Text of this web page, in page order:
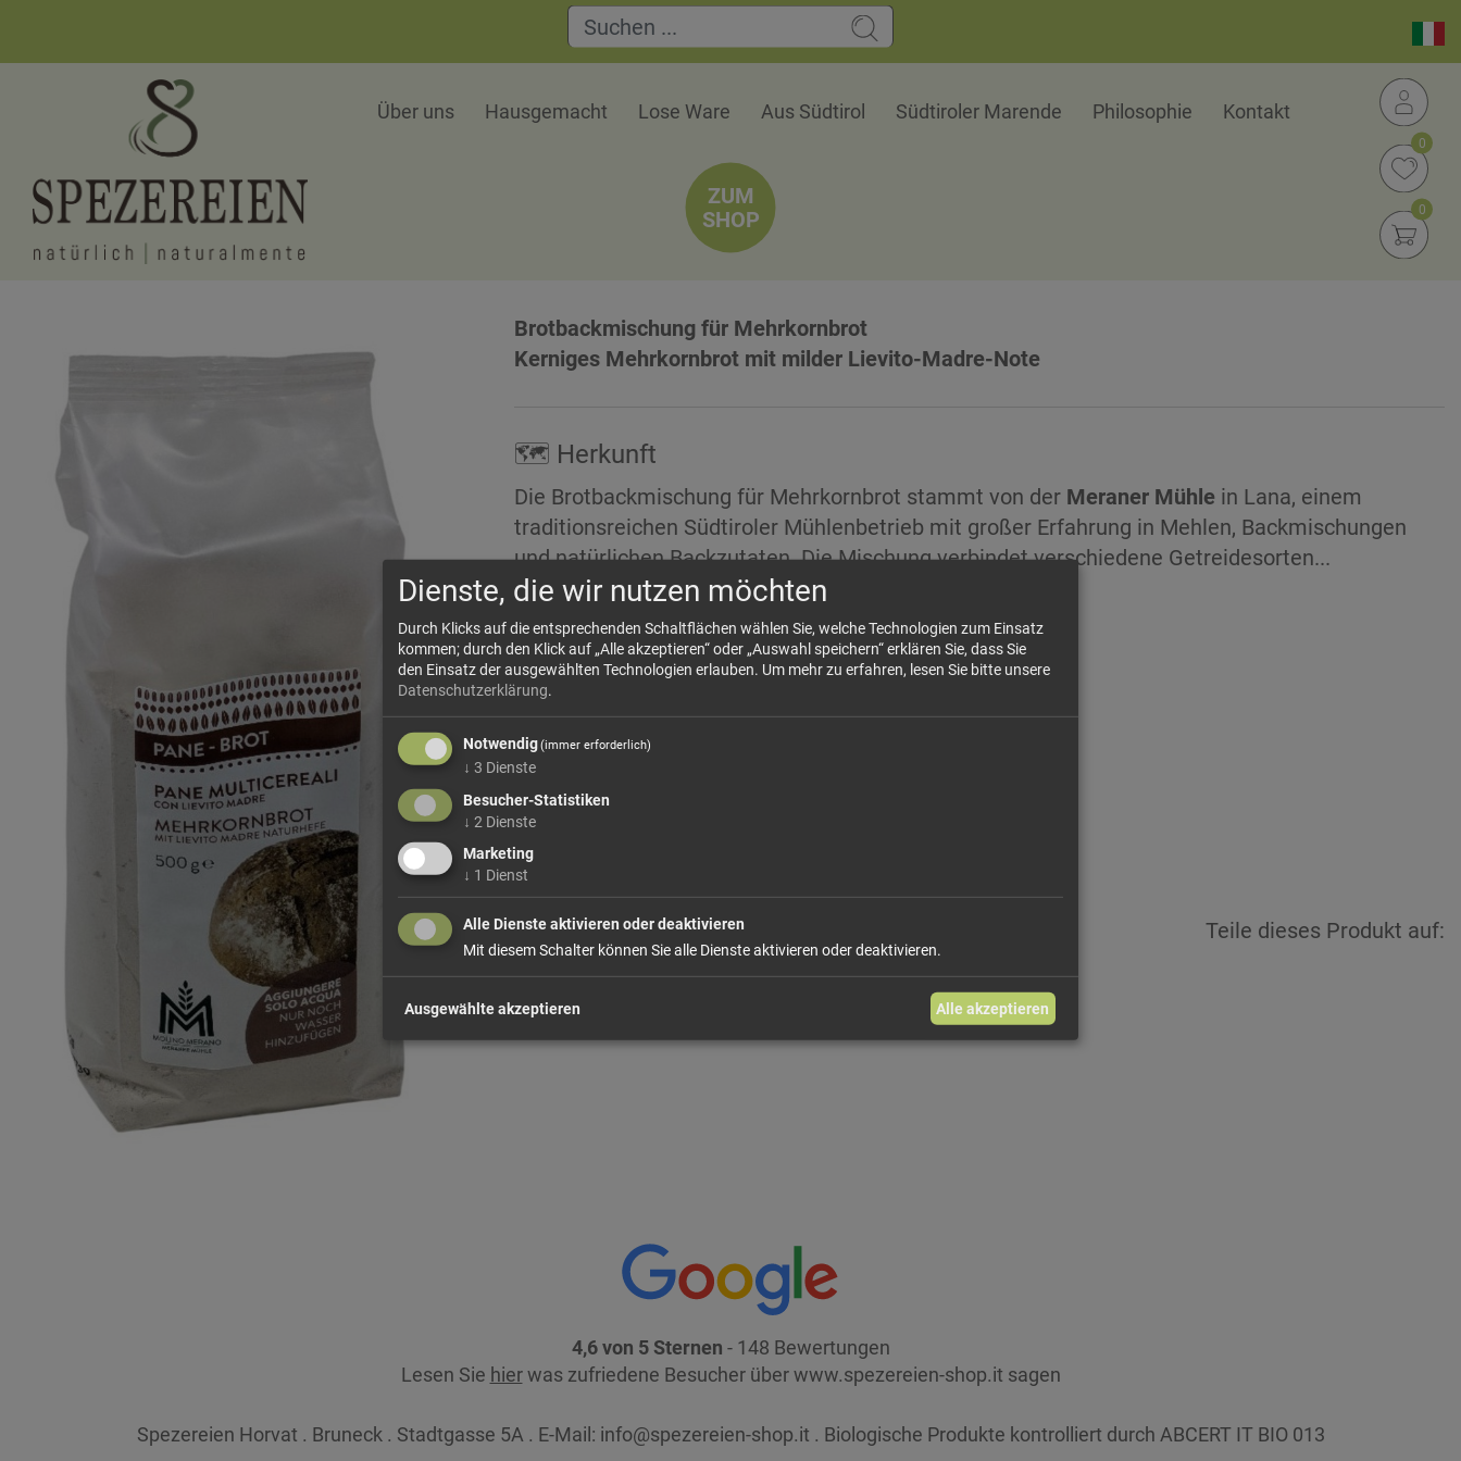
Über uns Hausgemacht Lose Ware Aus Südtirol Südtiroler Marende Philosophie Kontakt
0
0
ZUM
SHOP
Brotbackmischung für Mehrkornbrot
Kerniges Mehrkornbrot mit milder Lievito-Madre-Note
🗺 Herkunft
Die Brotbackmischung für Mehrkornbrot stammt von der Meraner Mühle in Lana, einem
traditionsreichen Südtiroler Mühlenbetrieb mit großer Erfahrung in Mehlen, Backmischungen
und natürlichen Backzutaten. Die Mischung verbindet verschiedene Getreidesorten...
mehr Infos +
Größe: 500 g Preis: 4,95 €
Teile dieses Produkt auf:
4,6 von 5 Sternen - 148 Bewertungen
Lesen Sie hierwas zufriedene Besucher über www.spezereien-shop.it sagen
Spezereien Horvat . Bruneck . Stadtgasse 5A . E-Mail: info@spezereien-shop.it . Biologische Produkte kontrolliert durch ABCERT IT BIO 013
Dienste, die wir nutzen möchten
Durch Klicks auf die entsprechenden Schaltflächen wählen Sie, welche Technologien zum Einsatz
kommen; durch den Klick auf „Alle akzeptieren“ oder „Auswahl speichern“ erklären Sie, dass Sie
den Einsatz der ausgewählten Technologien erlauben. Um mehr zu erfahren, lesen Sie bitte unsere
Datenschutzerklärung.
Notwendig(immer erforderlich)
↓ 3 Dienste
Besucher-Statistiken
↓ 2 Dienste
Marketing
↓ 1 Dienst
Alle Dienste aktivieren oder deaktivieren
Mit diesem Schalter können Sie alle Dienste aktivieren oder deaktivieren.
Ausgewählte akzeptieren Alle akzeptieren